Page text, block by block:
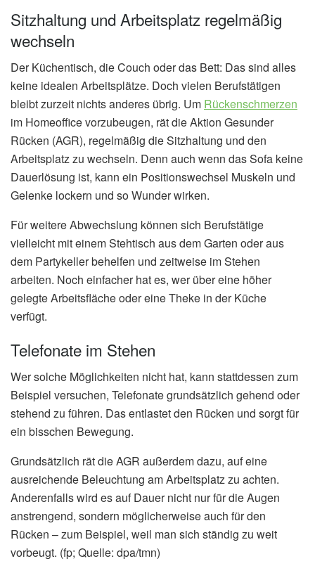
Sitzhaltung und Arbeitsplatz regelmäßig
wechseln
Der Küchentisch, die Couch oder das Bett: Das sind alles
keine idealen Arbeitsplätze. Doch vielen Berufstätigen
bleibt zurzeit nichts anderes übrig. Um Rückenschmerzen
im Homeoffice vorzubeugen, rät die Aktion Gesunder
Rücken (AGR), regelmäßig die Sitzhaltung und den
Arbeitsplatz zu wechseln. Denn auch wenn das Sofa keine
Dauerlösung ist, kann ein Positionswechsel Muskeln und
Gelenke lockern und so Wunder wirken.
Für weitere Abwechslung können sich Berufstätige
vielleicht mit einem Stehtisch aus dem Garten oder aus
dem Partykeller behelfen und zeitweise im Stehen
arbeiten. Noch einfacher hat es, wer über eine höher
gelegte Arbeitsfläche oder eine Theke in der Küche
verfügt.
Telefonate im Stehen
Wer solche Möglichkeiten nicht hat, kann stattdessen zum
Beispiel versuchen, Telefonate grundsätzlich gehend oder
stehend zu führen. Das entlastet den Rücken und sorgt für
ein bisschen Bewegung.
Grundsätzlich rät die AGR außerdem dazu, auf eine
ausreichende Beleuchtung am Arbeitsplatz zu achten.
Anderenfalls wird es auf Dauer nicht nur für die Augen
anstrengend, sondern möglicherweise auch für den
Rücken – zum Beispiel, weil man sich ständig zu weit
vorbeugt. (fp; Quelle: dpa/tmn)